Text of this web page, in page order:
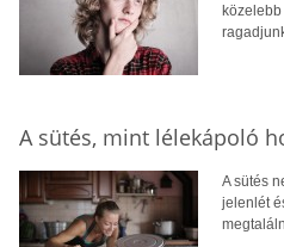
közelebb
A sütés, mint lélekápoló
A sütés
jelenlét